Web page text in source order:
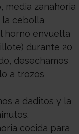
media zanahoria
la cebolla
horno envuelta
durante 20
desechamos
a trozos
a daditos y la
cocida para